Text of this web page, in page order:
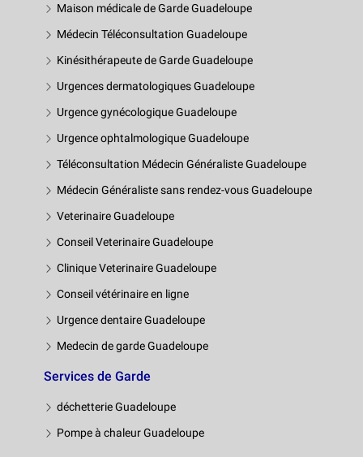
Maison médicale de Garde Guadeloupe
Médecin Téléconsultation Guadeloupe
Kinésithérapeute de Garde Guadeloupe
Urgences dermatologiques Guadeloupe
Urgence gynécologique Guadeloupe
Urgence ophtalmologique Guadeloupe
Téléconsultation Médecin Généraliste Guadeloupe
Médecin Généraliste sans rendez-vous Guadeloupe
Veterinaire Guadeloupe
Conseil Veterinaire Guadeloupe
Clinique Veterinaire Guadeloupe
Conseil vétérinaire en ligne
Urgence dentaire Guadeloupe
Medecin de garde Guadeloupe
Services de Garde
déchetterie Guadeloupe
Pompe à chaleur Guadeloupe